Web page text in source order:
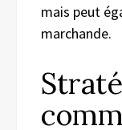
mais peut
marchande.